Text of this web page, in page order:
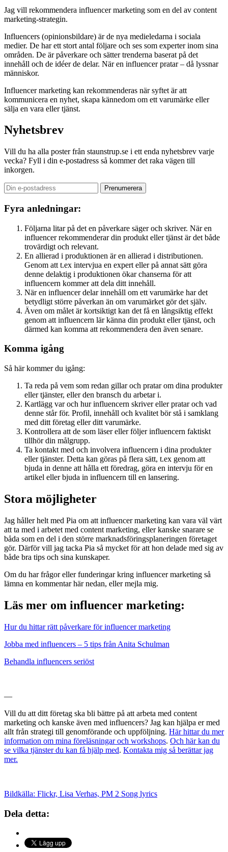
Jag vill rekommendera influencer marketing som en del av content
marketing-strategin.
Influencers (opinionsbildare) är de nya medieledarna i sociala
medier. De har ett stort antal följare och ses som experter inom sina
områden. De är påverkare och sätter trenderna baserat på det
innehåll och de idéer de delar. När en influencer pratar – då lyssnar
människor.
Influencer marketing kan rekommenderas när syftet är att
kommunicera en nyhet, skapa kännedom om ett varumärke eller
sälja en vara eller tjänst.
Nyhetsbrev
Vill du ha alla poster från staunstrup.se i ett enda nyhetsbrev varje
vecka? Fyll i din e-postadress så kommer det raka vägen till
inkorgen.
Fyra anledningar:
Följarna litar på det en påverkare säger och skriver. När en
influencer rekommenderar din produkt eller tjänst är det både
trovärdigt och relevant.
En allierad i produktionen är en allierad i distributionen.
Genom att t.ex intervjua en expert eller på annat sätt göra
denne delaktig i produktionen ökar chanserna för att
influencern kommer att dela ditt innehåll.
När en influencer delar innehåll om ett varumärke har det
betydligt större påverkan än om varumärket gör det själv.
Även om målet är kortsiktigt kan det få en långsiktig effekt
genom att influencern lär känna din produkt eller tjänst, och
därmed kan komma att rekommendera den även senare.
Komma igång
Så här kommer du igång:
Ta reda på vem som redan gillar och pratar om dina produkter
eller tjänster, eller den bransch du arbetar i.
Kartlägg var och hur influencern skriver eller pratar och vad
denne står för. Profil, innehåll och kvalitet bör stå i samklang
med ditt företag eller ditt varumärke.
Kontrollera att de som läser eller följer influencern faktiskt
tillhör din målgrupp.
Ta kontakt med och involvera influencern i dina produkter
eller tjänster. Detta kan göras på flera sätt, t.ex genom att
bjuda in denne att hålla ett föredrag, göra en intervju för en
artikel eller bjuda in influencern till en lansering.
Stora möjligheter
Jag håller helt med Pia om att influencer marketing kan vara väl värt
att ta med i arbetet med content marketing, eller kanske snarare se
båda som en del i den större marknadsföringsplaneringen företaget
gör. Därför vill jag tacka Pia så mycket för att hon delade med sig av
både bra tips och sina kunskaper.
Om du har frågor eller funderingar kring influencer marketing så
lämna en kommentar här nedan, eller mejla mig.
Läs mer om influencer marketing:
Hur du hittar rätt påverkare för influencer marketing
Jobba med influencers – 5 tips från Anita Schulman
Behandla influencers seriöst
—
Vill du att ditt företag ska bli bättre på att arbeta med content
marketing och kanske även med influencers? Jag kan hjälpa er med
allt från strategi till genomförande och uppföljning. Här hittar du mer
information om mina föreläsningar och workshops. Och här kan du
se vilka tjänster du kan få hjälp med. Kontakta mig så berättar jag
mer.
Bildkälla: Flickr, Lisa Verhas, PM 2 Song lyrics
Dela detta: